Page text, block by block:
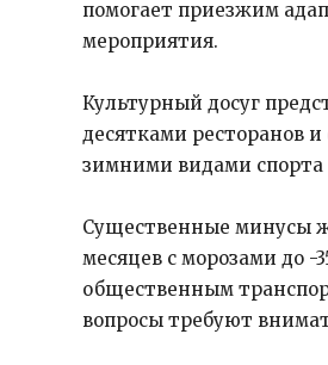
помогает приезжим
мероприятия.
Культурный досуг
десятками ресторанов
зимними видами спорта
Существенные минусы
месяцев с морозами до -
общественным
вопросы требуют